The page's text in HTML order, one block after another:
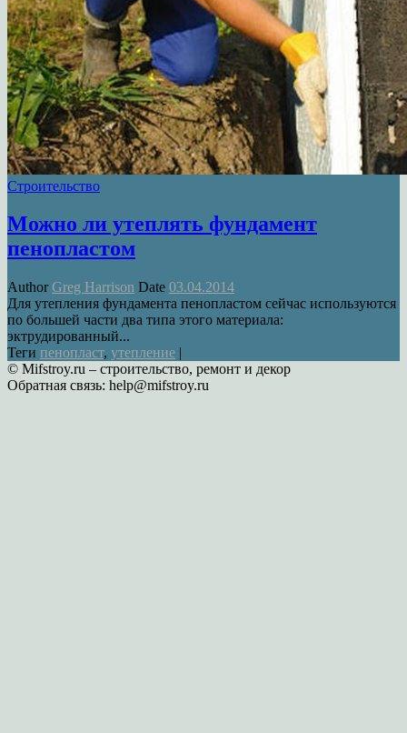
Строительство
Можно ли утеплять фундамент
пенопластом
AuthorGreg Harrison Date 03.04.2014
Для утепления фундамента пенопластом сейчас используются
по большей части два типа этого материала:
эктрудированный...
Теги пенопласт, утепление |
© Mifstroy.ru – строительство, ремонт и декор
Обратная связь: help@mifstroy.ru